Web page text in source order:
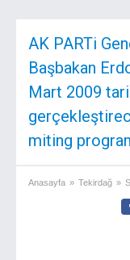
AK PARTi
Başbakan
Mart 2009
miting
Anasayfa » Tekirdağ »